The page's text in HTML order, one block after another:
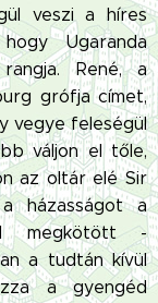
veszi a híres
Ugaranda
René, a
grófja címet,
vegye feleségül
váljon el tőle,
az oltár elé Sir
házasságot a
megkötött -
a tudtán kívül
a gyengéd